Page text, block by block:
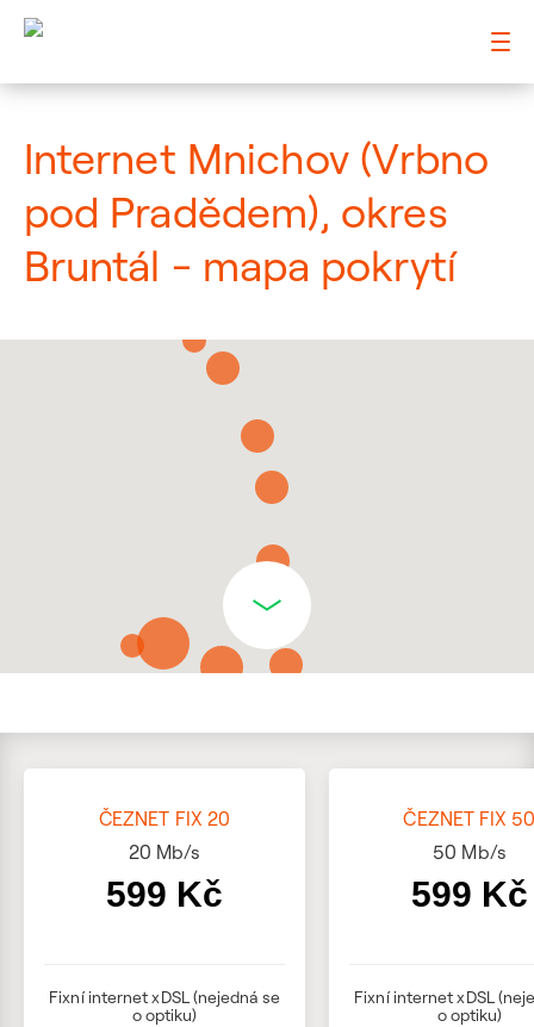
Internet Mnichov (Vrbno
pod Pradědem), okres
Bruntál - mapa pokrytí
ČEZNET FIX 20
20 Mb/s
599 Kč
Fixní internet xDSL (nejedná se
o optiku)
ČEZNET FIX
50 Mb/s
599 Kč
Fixní internet xDSL
o optiku)
: Mapa pokrytí město